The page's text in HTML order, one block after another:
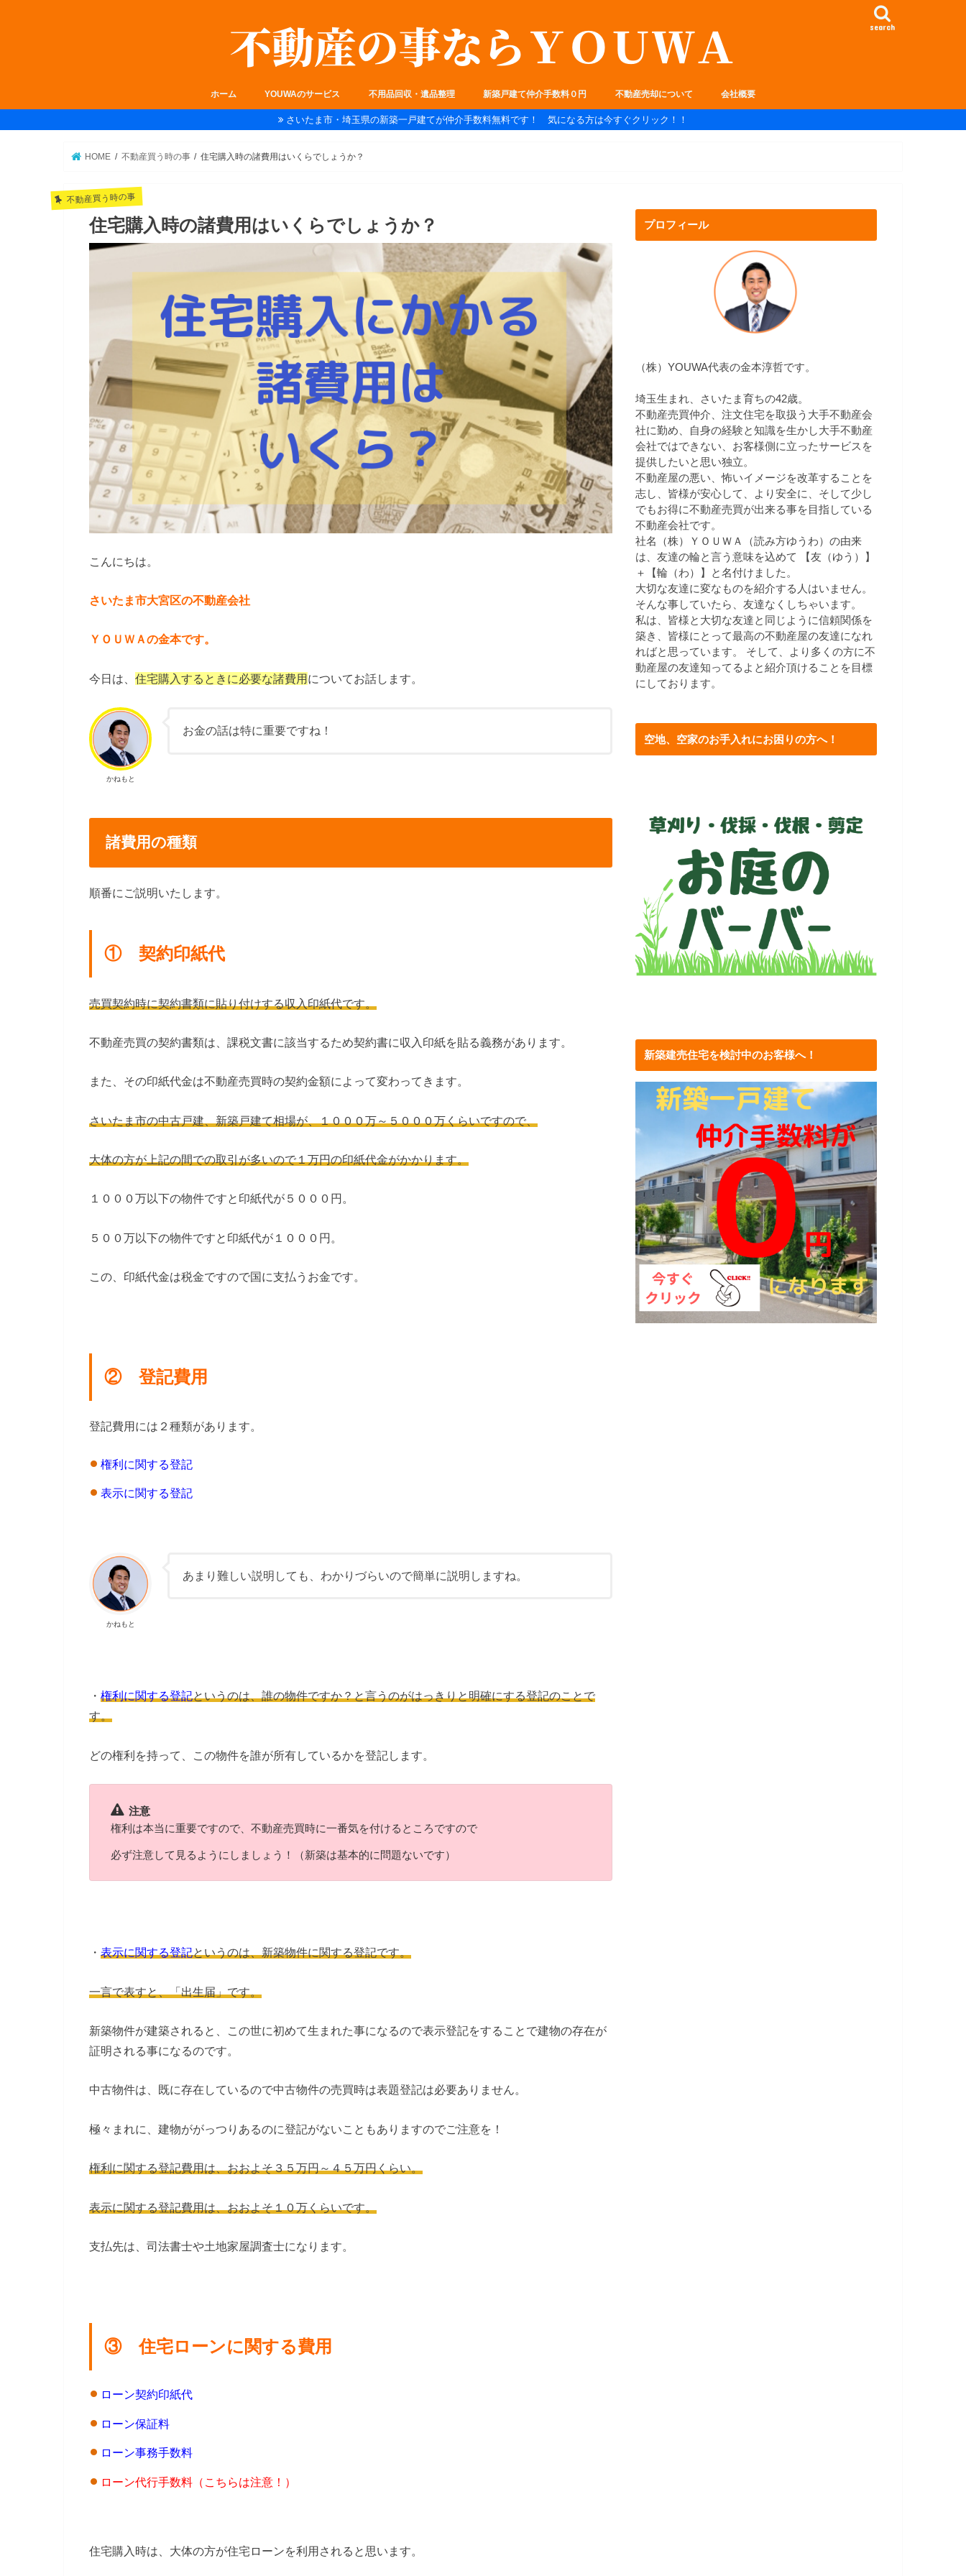
search
ホーム YOUWAのサービス 不用品回収・遺品整理 新築戸建て仲介手数料０円 不動産売却について 会社概要
さいたま市・埼玉県の新築一戸建てが仲介手数料無料です！ 気になる方は今すぐクリック！！
HOME 不動産買う時の事 住宅購入時の諸費用はいくらでしょうか？
不動産買う時の事
住宅購入時の諸費用はいくらでしょうか？
こんにちは。
さいたま市大宮区の不動産会社
ＹＯＵＷＡの金本です。
今日は、 住宅購入するときに必要な諸費用についてお話します。
かねもと
お金の話は特に重要ですね！
諸費用の種類
順番にご説明いたします。
① 契約印紙代
売買契約時に契約書類に貼り付けする収入印紙代です。
不動産売買の契約書類は、課税文書に該当するため契約書に収入印紙を貼る義務があります。
また、その印紙代金は不動産売買時の契約金額によって変わってきます。
さいたま市の中古戸建、新築戸建て相場が、１０００万～５０００万くらいですので、
大体の方が上記の間での取引が多いので１万円の印紙代金がかかります。
１０００万以下の物件ですと印紙代が５０００円。
５００万以下の物件ですと印紙代が１０００円。
この、印紙代金は税金ですので国に支払うお金です。
② 登記費用
登記費用には２種類があります。
権利に関する登記
表示に関する登記
かねもと
あまり難しい説明しても、わかりづらいので簡単に説明しますね。
・ 権利に関する登記というのは、誰の物件ですか？と言うのがはっきりと明確にする登記のことで
す。
どの権利を持って、この物件を誰が所有しているかを登記します。
注意
権利は本当に重要ですので、不動産売買時に一番気を付けるところですので
必ず注意して見るようにしましょう！（新築は基本的に問題ないです）
・ 表示に関する登記というのは、新築物件に関する登記です。
一言で表すと、「出生届」です。
新築物件が建築されると、この世に初めて生まれた事になるので表示登記をすることで建物の存在が
証明される事になるのです。
中古物件は、既に存在しているので中古物件の売買時は表題登記は必要ありません。
極々まれに、建物ががっつりあるのに登記がないこともありますのでご注意を！
権利に関する登記費用は、おおよそ３５万円～４５万円くらい。
表示に関する登記費用は、おおよそ１０万くらいです。
支払先は、司法書士や土地家屋調査士になります。
③ 住宅ローンに関する費用
ローン契約印紙代
ローン保証料
ローン事務手数料
ローン代行手数料（こちらは注意！）
住宅購入時は、大体の方が住宅ローンを利用されると思います。
プロフィール
（株）YOUWA代表の金本淳哲です。
埼玉生まれ、さいたま育ちの42歳。
不動産売買仲介、注文住宅を取扱う大手不動産会
社に勤め、自身の経験と知識を生かし大手不動産
会社ではできない、お客様側に立ったサービスを
提供したいと思い独立。
不動産屋の悪い、怖いイメージを改革することを
志し、皆様が安心して、より安全に、そして少し
でもお得に不動産売買が出来る事を目指している
不動産会社です。
社名（株）ＹＯＵＷＡ（読み方ゆうわ）の由来
は、友達の輪と言う意味を込めて 【友（ゆう）】
＋【輪（わ）】と名付けました。
大切な友達に変なものを紹介する人はいません。
そんな事していたら、友達なくしちゃいます。
私は、皆様と大切な友達と同じように信頼関係を
築き、皆様にとって最高の不動産屋の友達になれ
ればと思っています。 そして、より多くの方に不
動産屋の友達知ってるよと紹介頂けることを目標
にしております。
空地、空家のお手入れにお困りの方へ！
新築建売住宅を検討中のお客様へ！